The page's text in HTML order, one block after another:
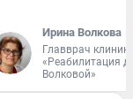
Ирина Волкова
Главврач
«Реабилитация
Волковой»